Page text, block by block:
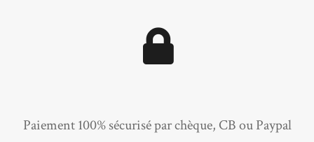
Paiement 100% sécurisé par chèque, CB ou Paypal